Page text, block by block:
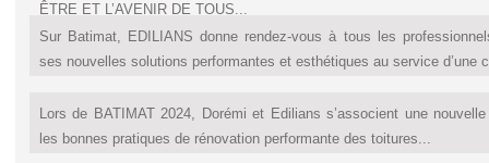
ÊTRE ET L’AVENIR DE TOUS...
Sur Batimat, EDILIANS donne rendez-vous à tous les
ses nouvelles solutions performantes et esthétiques au service d’une
Lors de BATIMAT 2024, Dorémi et Edilians s’associent une
les bonnes pratiques de rénovation performante des toitures...